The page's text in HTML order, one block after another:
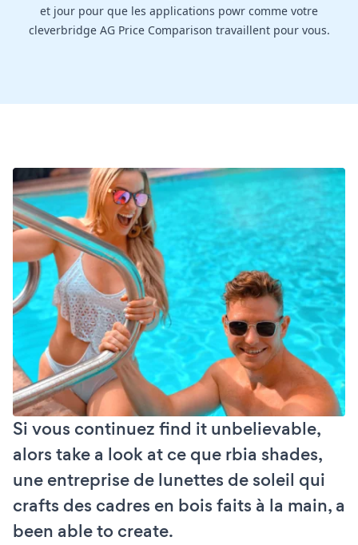
et jour pour que les applications powr comme votre
cleverbridge AG Price Comparison travaillent pour vous.
Si vous continuez find it unbelievable,
alors take a look at ce que rbia shades,
une entreprise de lunettes de soleil qui
crafts des cadres en bois faits à la main, a
been able to create.